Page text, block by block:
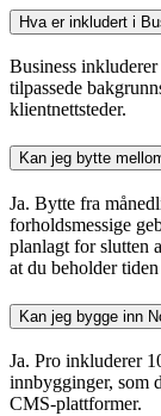
Hva er inkludert i
Business
tilpassede
klientnettsteder.
Kan jeg bytte
Ja. Bytte fra
forholdsmessige
planlagt for slutten
at du beholder
Kan jeg bygge inn
Ja. Pro inkluderer
innbygginger, som
CMS-plattformer.